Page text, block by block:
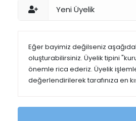
Yeni Üyelik
Eğer bayimiz değilseniz
oluşturabilirsiniz. Üyelik tipini
önemle rica ederiz. Üyelik
değerlendirilerek tarafınıza en